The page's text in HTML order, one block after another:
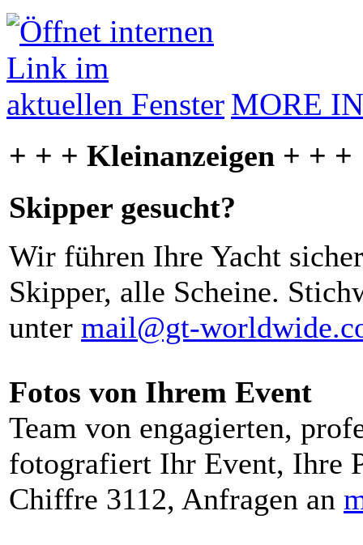
MORE
+ + + Kleinanzeigen + + +
Skipper gesucht?
Wir führen Ihre Yacht
Skipper, alle Scheine.
unter mail@gt-
Fotos von Ihrem Event
Team von engagierten,
fotografiert Ihr Event, Ihre
Chiffre 3112, Anfragen an